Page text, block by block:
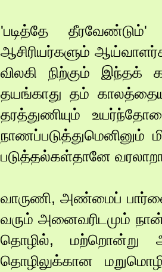
'படித்தே
ஆசிரியர்களும்
விலகி நிற்கும் இந்தக்
தயங்காது தம்
தரத்துணியும்
படுத்தல்கள்தானே
வாருணி, அண்மைப்
வரும் அனைவரிடமும்
தொழில், மற்றொன்று
தொழிலுக்கான